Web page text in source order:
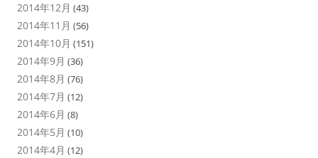
2014年12月 (43)
2014年11月 (56)
2014年10月 (151)
2014年9月 (36)
2014年8月 (76)
2014年7月 (12)
2014年6月 (8)
2014年5月 (10)
2014年4月 (12)